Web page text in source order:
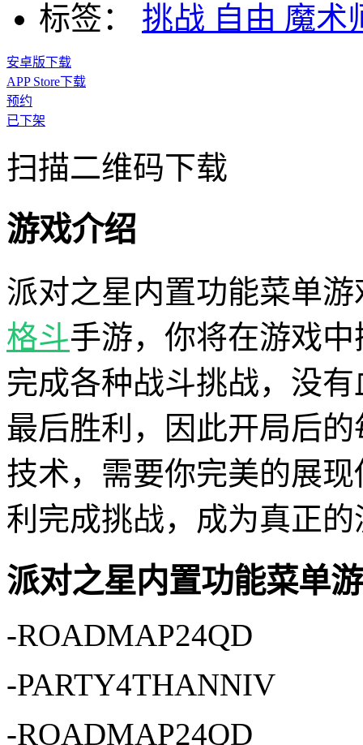
标签：
挑战 自由 魔术
安卓版下载
APP Store下载
预约
已下架
扫描二维码下载
游戏介绍
派对之星内置功能菜单
格斗手游，你将在游戏
完成各种战斗挑战，没
最后胜利，因此开局后
技术，需要你完美的展
利完成挑战，成为真正
派对之星内置功能菜单
-ROADMAP24QD
-PARTY4THANNIV
-ROADMAP24QD